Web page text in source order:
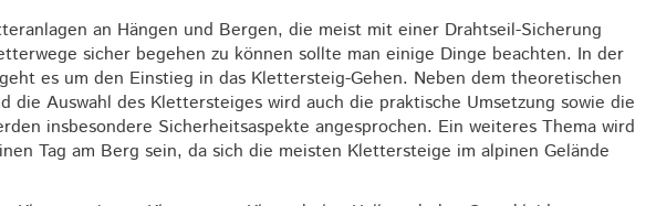
an Hängen und Bergen, die meist mit einer Drahtseil-Sicherung
sicher begehen zu können sollte man einige Dinge beachten. In der
geht es um den Einstieg in das Klettersteig-Gehen. Neben dem theoretischen
die Auswahl des Klettersteiges wird auch die praktische Umsetzung sowie die
insbesondere Sicherheitsaspekte angesprochen. Ein weiteres Thema wird
Tag am Berg sein, da sich die meisten Klettersteige im alpinen Gelände